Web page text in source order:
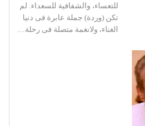
للتعساء، والشفافية للسعداء. لم
تكن (وردة) جملة عابرة فى دنيا
الغناء، ولانغمة متصلة فى رحلة…